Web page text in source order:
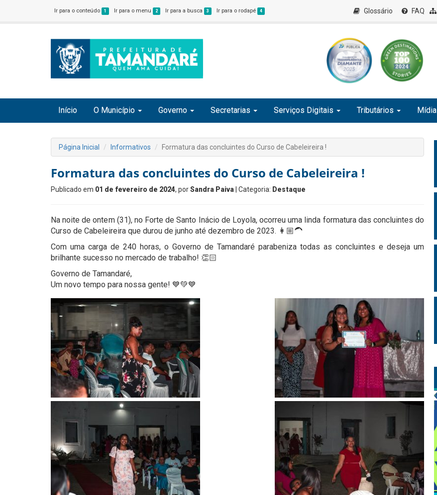
Ir para o conteúdo 1 Ir para o menu 2 Ir para a busca 3 Ir para o rodapé 4 Glossário FAQ
Início O Município Governo Secretarias Serviços Digitais Tributários Mídia
Página Inicial Informativos Formatura das concluintes do Curso de Cabeleireira !
Formatura das concluintes do Curso de Cabeleireira !
Publicado em 01 de fevereiro de 2024, porSandra Paiva | Categoria: Destaque
Na noite de ontem (31), no Forte de Santo Inácio de Loyola, ocorreu uma linda formatura das concluintes do
Curso de Cabeleireira que durou de junho até dezembro de 2023. 👩🏼‍🦱
Com uma carga de 240 horas, o Governo de Tamandaré parabeniza todas as concluintes e deseja um
brilhante sucesso no mercado de trabalho! 👏🏻
Governo de Tamandaré,
Um novo tempo para nossa gente! 💙💚💙